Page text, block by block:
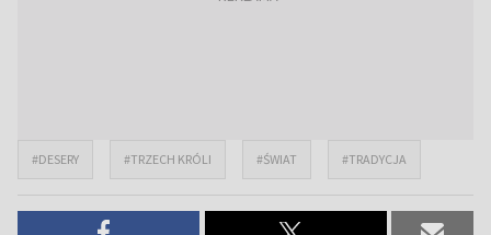
#DESERY #TRZECH KRÓLI #ŚWIAT #TRADYCJA